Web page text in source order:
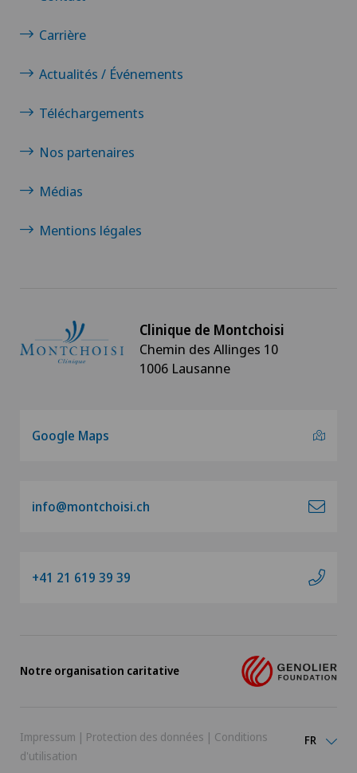
Carrière
Actualités / Événements
Téléchargements
Nos partenaires
Médias
Mentions légales
Clinique de Montchoisi
Chemin des Allinges 10
1006 Lausanne
Google Maps
info@montchoisi.ch
+41 21 619 39 39
Notre organisation caritative
Impressum | Protection des données | Conditions
d'utilisation
FR